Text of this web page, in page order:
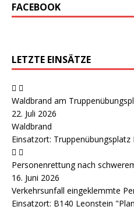
FACEBOOK
LETZTE EINSÄTZE
Waldbrand am
22. Juli 2026
Waldbrand
Einsatzort: Truppenübungsplatz
Personenrettung nach
16. Juni 2026
Verkehrsunfall eingeklemmte
Einsatzort: B140 Leonstein